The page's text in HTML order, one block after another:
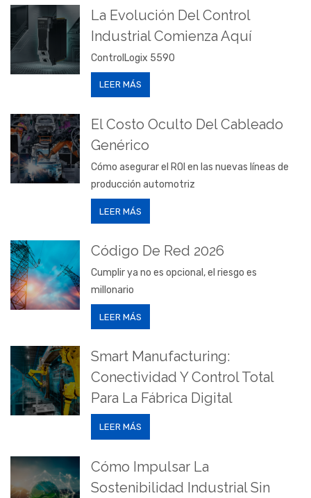
La Evolución Del Control
Industrial Comienza Aquí
ControlLogix 5590
LEER MÁS
El Costo Oculto Del Cableado
Genérico
Cómo asegurar el ROI en las nuevas líneas de
producción automotriz
LEER MÁS
Código De Red 2026
Cumplir ya no es opcional, el riesgo es
millonario
LEER MÁS
Smart Manufacturing:
Conectividad Y Control Total
Para La Fábrica Digital
LEER MÁS
Cómo Impulsar La
Sostenibilidad Industrial Sin